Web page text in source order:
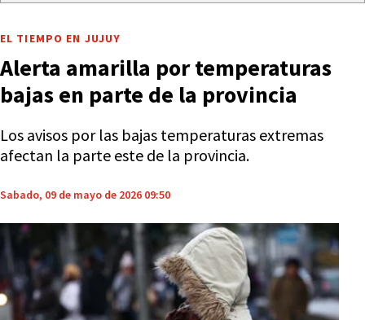
EL TIEMPO EN JUJUY
Alerta amarilla por temperaturas
bajas en parte de la provincia
Los avisos por las bajas temperaturas extremas
afectan la parte este de la provincia.
Sabado, 09 de mayo de 2026 09:50